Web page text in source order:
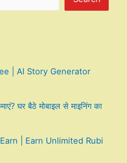
| AI Story Generator
घर बैठे मोबाइल से माइनिंग का
| Earn Unlimited Rubi